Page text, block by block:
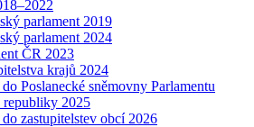
parlament 2019
parlament 2024
ČR 2023
krajů 2024
Poslanecké sněmovny Parlamentu
republiky 2025
zastupitelstev obcí 2026